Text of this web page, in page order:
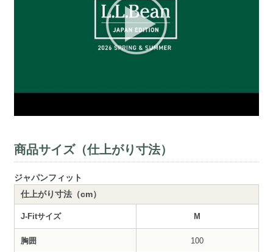
商品サイズ（仕上がり寸法）
ジャパンフィット
仕上がり寸法（cm）
J-Fitサイズ M
胸囲 100